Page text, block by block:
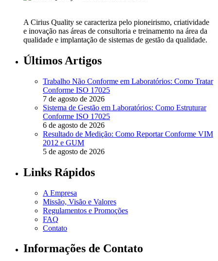
A Cirius Quality se caracteriza pelo pioneirismo, criatividade
e inovação nas áreas de consultoria e treinamento na área da
qualidade e implantação de sistemas de gestão da qualidade.
Últimos Artigos
Trabalho Não Conforme em Laboratórios: Como Tratar
Conforme ISO 17025
7 de agosto de 2026
Sistema de Gestão em Laboratórios: Como Estruturar
Conforme ISO 17025
6 de agosto de 2026
Resultado de Medição: Como Reportar Conforme VIM
2012 e GUM
5 de agosto de 2026
Links Rápidos
A Empresa
Missão, Visão e Valores
Regulamentos e Promoções
FAQ
Contato
Informações de Contato